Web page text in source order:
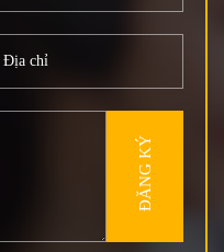
ĐĂNG KÝ